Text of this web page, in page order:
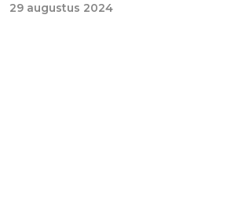
29 augustus 2024